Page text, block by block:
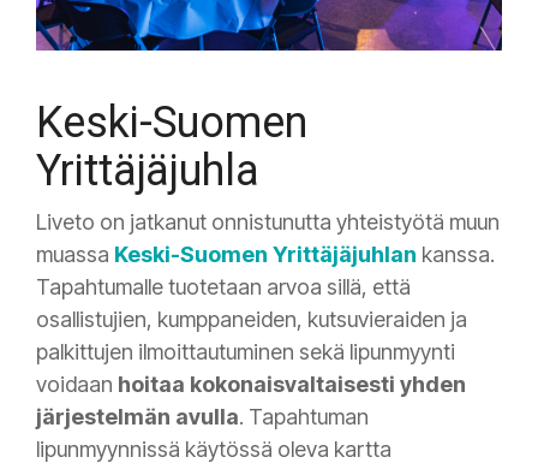
Keski-Suomen
Yrittäjäjuhla
Liveto on jatkanut onnistunutta yhteistyötä muun
muassa Keski-Suomen Yrittäjäjuhlan kanssa.
Tapahtumalle tuotetaan arvoa sillä, että
osallistujien, kumppaneiden, kutsuvieraiden ja
palkittujen ilmoittautuminen sekä lipunmyynti
voidaan hoitaa kokonaisvaltaisesti yhden
järjestelmän avulla. Tapahtuman
lipunmyynnissä käytössä oleva kartta